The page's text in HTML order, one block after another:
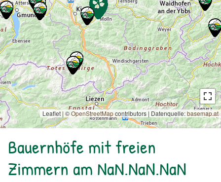
Leaflet | ©OpenStreetMapcontributors | Datenquelle:basemap.at
Bauernhöfe mit freien
Zimmern am NaN.NaN.NaN